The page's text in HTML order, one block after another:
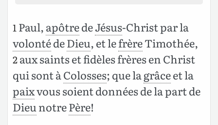
1 Paul,apôtredeJésus-Christ par la
volontédeDieu, et lefrèreTimothée,
2aux saints et fidèles frères en Christ
qui sont àColosses; que lagrâceet la
paixvous soient données de la part de
DieunotrePère!